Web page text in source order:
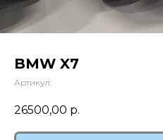
BMW X7
Артикул:
26500,00 р.